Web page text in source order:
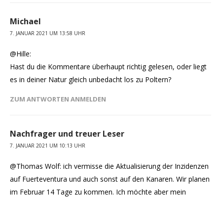
Michael
7. JANUAR 2021 UM 13:58 UHR
@Hille:
Hast du die Kommentare überhaupt richtig gelesen, oder liegt
es in deiner Natur gleich unbedacht los zu Poltern?
ZUM ANTWORTEN ANMELDEN
Nachfrager und treuer Leser
7. JANUAR 2021 UM 10:13 UHR
@Thomas Wolf: ich vermisse die Aktualisierung der Inzidenzen
auf Fuerteventura und auch sonst auf den Kanaren. Wir planen
im Februar 14 Tage zu kommen. Ich möchte aber mein